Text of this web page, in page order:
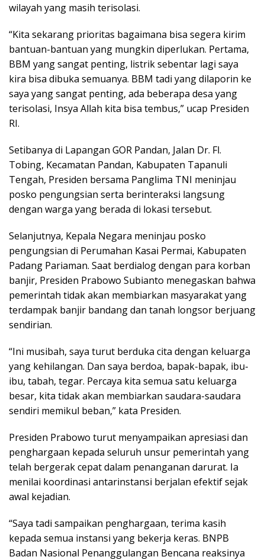
wilayah yang masih terisolasi.
“Kita sekarang prioritas bagaimana bisa segera kirim
bantuan-bantuan yang mungkin diperlukan. Pertama,
BBM yang sangat penting, listrik sebentar lagi saya
kira bisa dibuka semuanya. BBM tadi yang dilaporin ke
saya yang sangat penting, ada beberapa desa yang
terisolasi, Insya Allah kita bisa tembus,” ucap Presiden
RI.
Setibanya di Lapangan GOR Pandan, Jalan Dr. Fl.
Tobing, Kecamatan Pandan, Kabupaten Tapanuli
Tengah, Presiden bersama Panglima TNI meninjau
posko pengungsian serta berinteraksi langsung
dengan warga yang berada di lokasi tersebut.
Selanjutnya, Kepala Negara meninjau posko
pengungsian di Perumahan Kasai Permai, Kabupaten
Padang Pariaman. Saat berdialog dengan para korban
banjir, Presiden Prabowo Subianto menegaskan bahwa
pemerintah tidak akan membiarkan masyarakat yang
terdampak banjir bandang dan tanah longsor berjuang
sendirian.
“Ini musibah, saya turut berduka cita dengan keluarga
yang kehilangan. Dan saya berdoa, bapak-bapak, ibu-
ibu, tabah, tegar. Percaya kita semua satu keluarga
besar, kita tidak akan membiarkan saudara-saudara
sendiri memikul beban,” kata Presiden.
Presiden Prabowo turut menyampaikan apresiasi dan
penghargaan kepada seluruh unsur pemerintah yang
telah bergerak cepat dalam penanganan darurat. Ia
menilai koordinasi antarinstansi berjalan efektif sejak
awal kejadian.
“Saya tadi sampaikan penghargaan, terima kasih
kepada semua instansi yang bekerja keras. BNPB
Badan Nasional Penanggulangan Bencana reaksinya